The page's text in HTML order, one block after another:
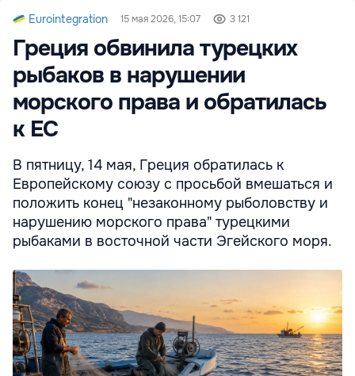
Eurointegration 15 мая 2026, 15:07 3 121
Греция обвинила турецких
рыбаков в нарушении
морского права и обратилась
к ЕС
В пятницу, 14 мая, Греция обратилась к
Европейскому союзу с просьбой вмешаться и
положить конец "незаконному рыболовству и
нарушению морского права" турецкими
рыбаками в восточной части Эгейского моря.